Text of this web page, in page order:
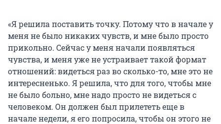
«Я решила поставить точку. Потому что в начале у
меня не было никаких чувств, и мне было просто
прикольно. Сейчас у меня начали появляться
чувства, и меня уже не устраивает такой формат
отношений: видеться раз во сколько-то, мне это не
интересненько. Я решила, что для того, чтобы мне
не было больно, мне надо просто не видеться с
человеком. Он должен был прилететь еще в
начале недели, я его попросила, чтобы он этого не